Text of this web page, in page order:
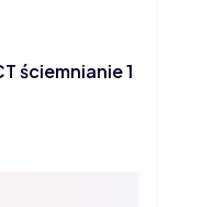
ściemnianie 1